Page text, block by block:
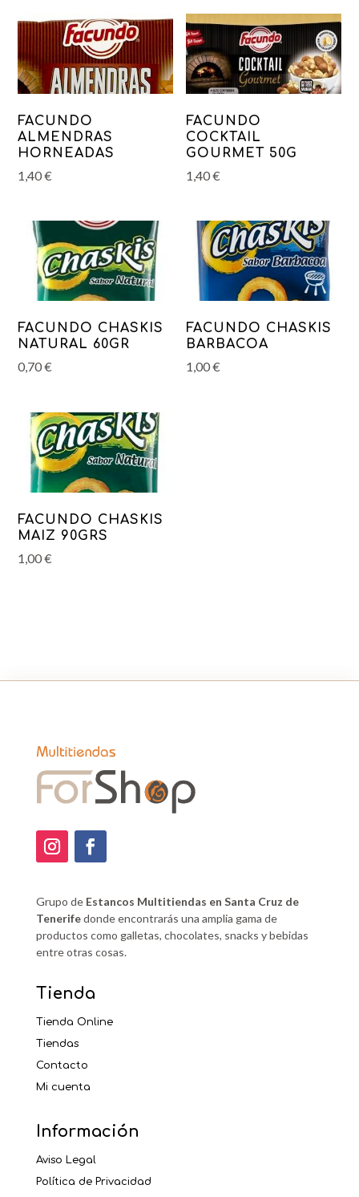
FACUNDO
ALMENDRAS
HORNEADAS
1,40€
FACUNDO
COCKTAIL
GOURMET 50G
1,40€
FACUNDO CHASKIS
NATURAL 60GR
0,70€
FACUNDO CHASKIS
BARBACOA
1,00€
FACUNDO CHASKIS
MAIZ 90GRS
1,00€
Grupo de Estancos Multitiendas en Santa Cruz de
Tenerifedonde encontrarás una amplia gama de
productos como galletas, chocolates, snacks y bebidas
entre otras cosas.
Tienda
Tienda Online
Tiendas
Contacto
Mi cuenta
Información
Aviso Legal
Política de Privacidad